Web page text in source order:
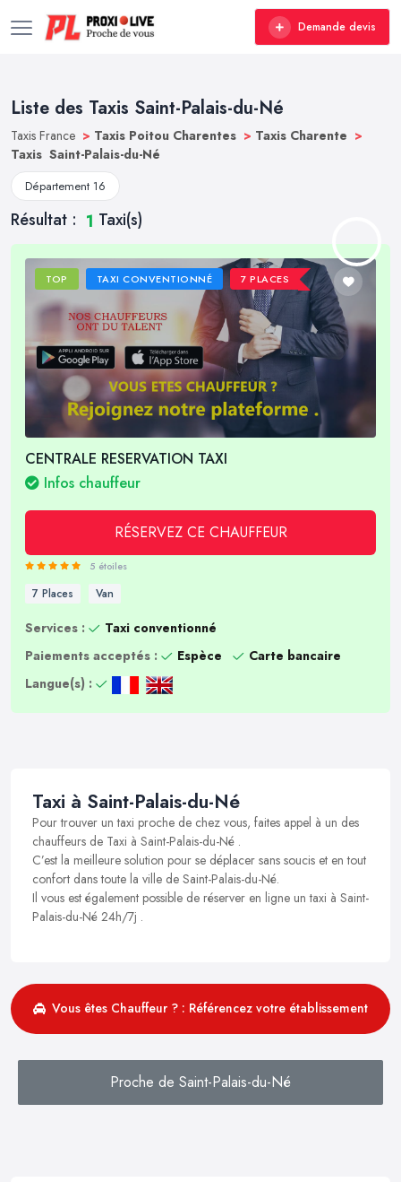
Demande devis
Liste des Taxis Saint-Palais-du-Né
Taxis France > Taxis Poitou Charentes > Taxis Charente >
Taxis Saint-Palais-du-Né
Département 16
Résultat : 1 Taxi(s)
TOP TAXI CONVENTIONNÉ 7 PLACES
CENTRALE RESERVATION TAXI
Infos chauffeur
RÉSERVEZ CE CHAUFFEUR
5 étoiles
7 Places Van
Services :
Taxi conventionné
Paiements acceptés :
Espèce
Carte bancaire
Langue(s) :
Taxi à Saint-Palais-du-Né
Pour trouver un taxi proche de chez vous, faites appel à un des
chauffeurs de Taxi à Saint-Palais-du-Né .
C’est la meilleure solution pour se déplacer sans soucis et en tout
confort dans toute la ville de Saint-Palais-du-Né.
Il vous est également possible de réserver en ligne un taxi à Saint-
Palais-du-Né 24h/7j .
Vous êtes Chauffeur ? : Référencez votre établissement
Proche de Saint-Palais-du-Né